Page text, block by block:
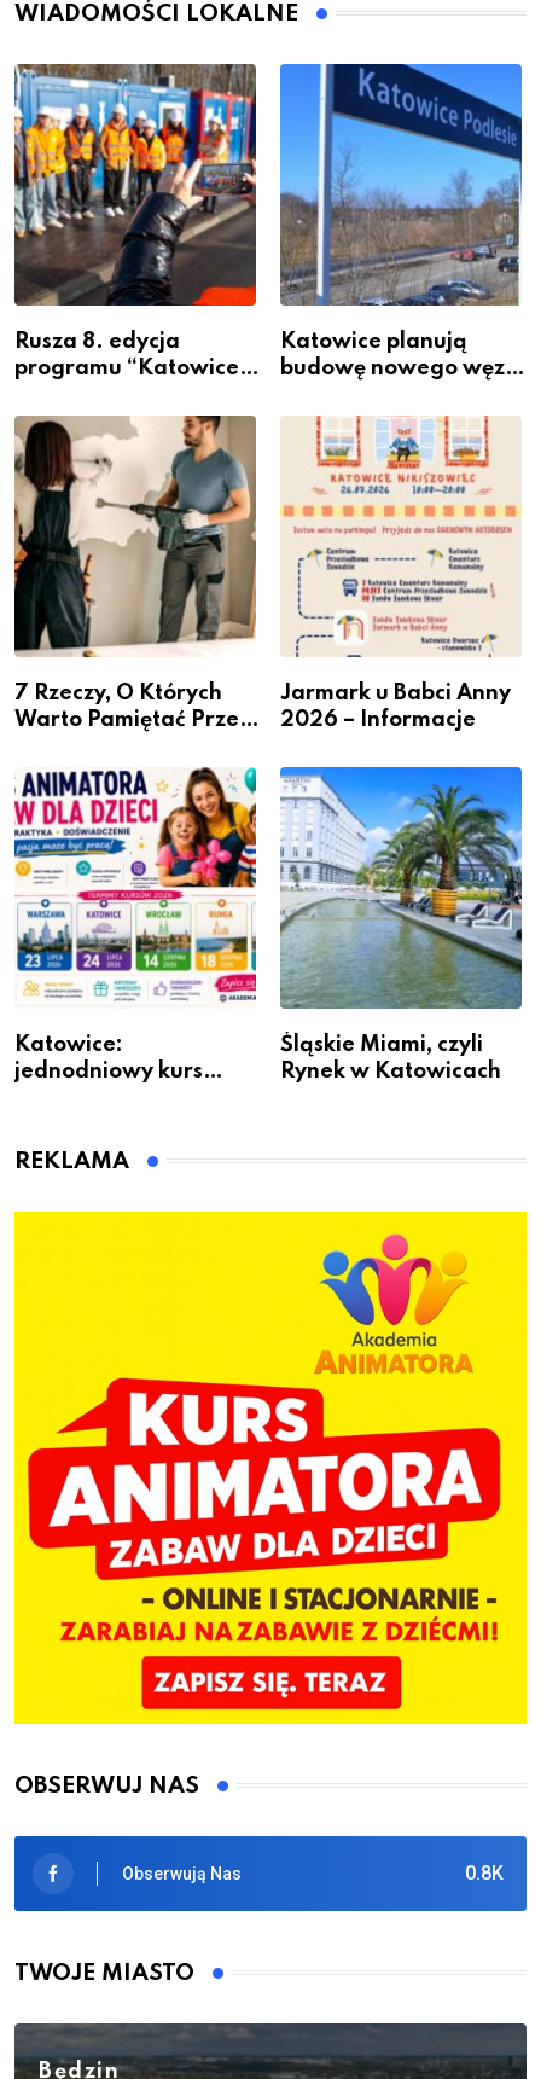
WIADOMOŚCI LOKALNE
Rusza 8. edycja
programu “Katowice
– nabór dla
przedsiębiorców
Katowice planują
budowę nowego węzła
Podlesiu
7 Rzeczy, O Których
Warto Pamiętać Przed
Jarmark u Babci Anny
2026 – Informacje
Katowice:
jednodniowy kurs
dzieci
Śląskie Miami, czyli
Rynek w Katowicach
REKLAMA
OBSERWUJ NAS
0.8K
Obserwują Nas
TWOJE MIASTO
Będzin